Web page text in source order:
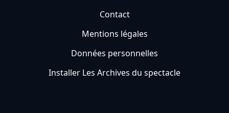
Contact
Mentions légales
Données personnelles
Installer Les Archives du spectacle